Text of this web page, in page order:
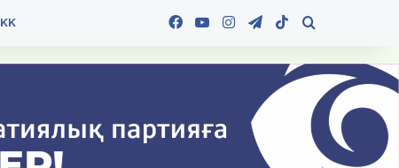
KK Facebook
YouTubeInstagramTelegram
TikTok